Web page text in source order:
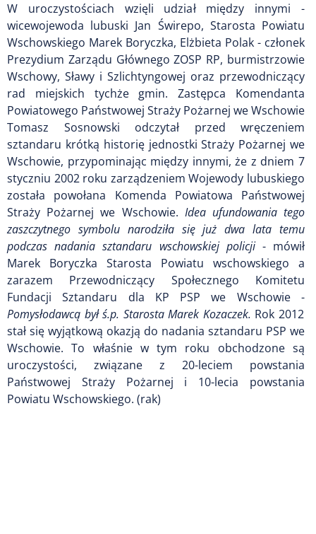
W uroczystościach wzięli udział między innymi -
wicewojewoda lubuski Jan Świrepo, Starosta Powiatu
Wschowskiego Marek Boryczka, Elżbieta Polak - członek
Prezydium Zarządu Głównego ZOSP RP, burmistrzowie
Wschowy, Sławy i Szlichtyngowej oraz przewodniczący
rad miejskich tychże gmin. Zastępca Komendanta
Powiatowego Państwowej Straży Pożarnej we Wschowie
Tomasz Sosnowski odczytał przed wręczeniem
sztandaru krótką historię jednostki Straży Pożarnej we
Wschowie, przypominając między innymi, że z dniem 7
styczniu 2002 roku zarządzeniem Wojewody lubuskiego
została powołana Komenda Powiatowa Państwowej
Straży Pożarnej we Wschowie. Idea ufundowania tego
zaszczytnego symbolu narodziła się już dwa lata temu
podczas nadania sztandaru wschowskiej policji- mówił
Marek Boryczka Starosta Powiatu wschowskiego a
zarazem Przewodniczący Społecznego Komitetu
Fundacji Sztandaru dla KP PSP we Wschowie -
Pomysłodawcą był ś.p. Starosta Marek Kozaczek. Rok 2012
stał się wyjątkową okazją do nadania sztandaru PSP we
Wschowie. To właśnie w tym roku obchodzone są
uroczystości, związane z 20-leciem powstania
Państwowej Straży Pożarnej i 10-lecia powstania
Powiatu Wschowskiego. (rak)